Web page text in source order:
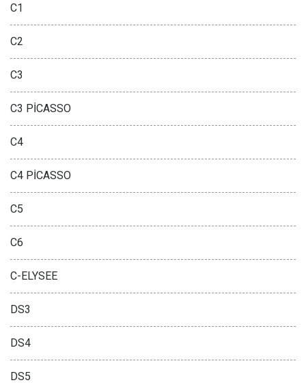
C1
C2
C3
C3 PİCASSO
C4
C4 PİCASSO
C5
C6
C-ELYSEE
DS3
DS4
DS5